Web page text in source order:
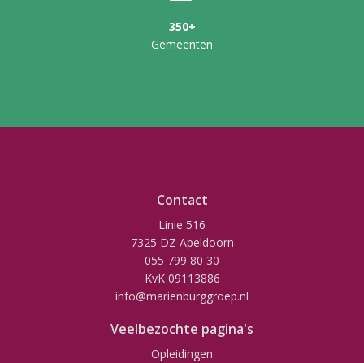
350+
Gemeenten
Contact
Linie 516
7325 DZ Apeldoorn
055 799 80 30
KvK 09113886
info@marienburggroep.nl
Veelbezochte pagina's
Opleidingen